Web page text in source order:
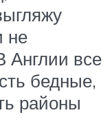
не
Англии все
бедные,
районы